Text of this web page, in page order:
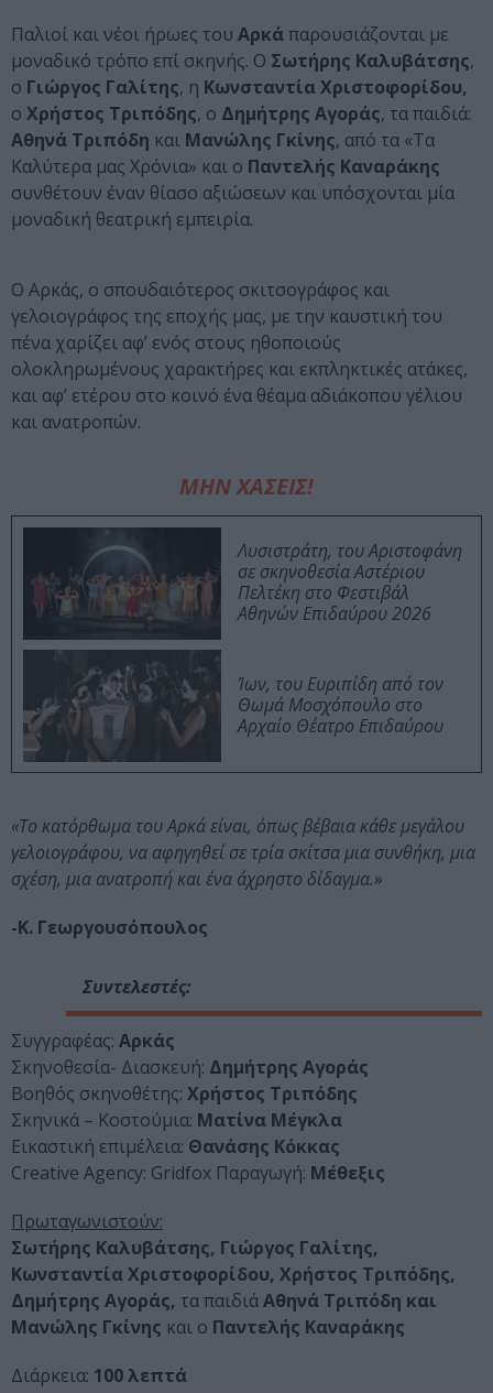
Παλιοί και νέοι ήρωες του Αρκάπαρουσιάζονται με
μοναδικό τρόπο επί σκηνής. O Σωτήρης Καλυβάτσης,
ο Γιώργος Γαλίτης, η Κωνσταντία Χριστοφορίδου,
ο Χρήστος Τριπόδης, ο Δημήτρης Αγοράς, τα παιδιά:
Αθηνά Τριπόδη και Μανώλης Γκίνης, από τα «Τα
Καλύτερα μας Χρόνια» και ο Παντελής Καναράκης
συνθέτουν έναν θίασο αξιώσεων και υπόσχονται μία
μοναδική θεατρική εμπειρία.
Ο Αρκάς, ο σπουδαιότερος σκιτσογράφος και
γελοιογράφος της εποχής μας, με την καυστική του
πένα χαρίζει αφ’ ενός στους ηθοποιούς
ολοκληρωμένους χαρακτήρες και εκπληκτικές ατάκες,
και αφ’ ετέρου στο κοινό ένα θέαμα αδιάκοπου γέλιου
και ανατροπών.
ΜΗΝ ΧΑΣΕΙΣ!
Λυσιστράτη, του Αριστοφάνη
σε σκηνοθεσία Αστέριου
Πελτέκη στο Φεστιβάλ
Αθηνών Επιδαύρου 2026
Ίων, του Ευριπίδη από τον
Θωμά Μοσχόπουλο στο
Αρχαίο Θέατρο Επιδαύρου
«Το κατόρθωμα του Αρκά είναι, όπως βέβαια κάθε μεγάλου
γελοιογράφου, να αφηγηθεί σε τρία σκίτσα μια συνθήκη, μια
σχέση, μια ανατροπή και ένα άχρηστο δίδαγμα.»
-Κ. Γεωργουσόπουλος
Συντελεστές:
Συγγραφέας: Αρκάς
Σκηνοθεσία- Διασκευή: Δημήτρης Αγοράς
Βοηθός σκηνοθέτης: Χρήστος Τριπόδης
Σκηνικά – Κοστούμια: Ματίνα Μέγκλα
Εικαστική επιμέλεια: Θανάσης Κόκκας
Creative Agency: Gridfox Παραγωγή: Μέθεξις
Πρωταγωνιστούν:
Σωτήρης Καλυβάτσης, Γιώργος Γαλίτης,
Κωνσταντία Χριστοφορίδου, Χρήστος Τριπόδης,
Δημήτρης Αγοράς, τα παιδιάΑθηνά Τριπόδη και
Μανώλης Γκίνης και ο Παντελής Καναράκης
Διάρκεια: 100 λεπτά